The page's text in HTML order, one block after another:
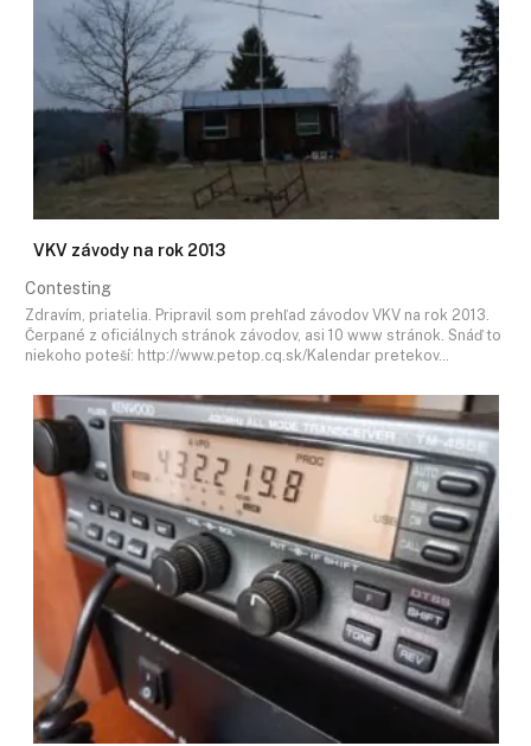
VKV závody na rok 2013
Contesting
Zdravím, priatelia. Pripravil som prehľad závodov VKV na rok 2013.
Čerpané z oficiálnych stránok závodov, asi 10 www stránok. Snáď to
niekoho poteší: http://www.petop.cq.sk/Kalendar pretekov…